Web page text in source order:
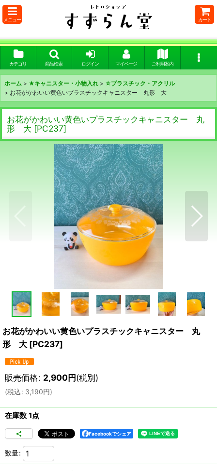
メニュー カート
カテゴリ 商品検索 ログイン マイページ ご利用案内
ホーム > ★キャニスター・小物入れ > ☆プラスチック・アクリル
> お花がかわいい黄色いプラスチックキャニスター 丸形 大
お花がかわいい黄色いプラスチックキャニスター 丸
形 大 [PC237]
お花がかわいい黄色いプラスチックキャニスター 丸
形 大 [PC237]
販売価格: 2,900円(税別)
(税込: 3,190円)
在庫数 1点
Facebookでシェア
数量: